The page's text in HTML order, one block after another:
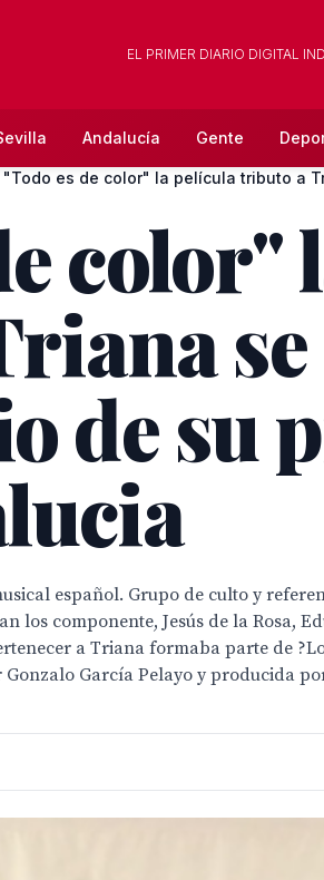
EL PRIMER DIARIO DIGITAL
Andalucía Gente
"Todo es de color" la película tributo a
color"
se
de su
español. Grupo de culto y
los componente, Jesús de la Rosa,
a Triana formaba parte de
García Pelayo y producida